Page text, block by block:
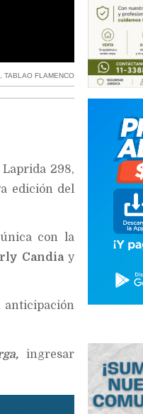
,TABLAO FLAMENCO
298,
edición del
con la
Candiay
anticipación
ingresar